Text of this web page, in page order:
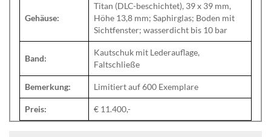
Gehäuse:
Titan (DLC-beschichtet), 39 x 39 mm,
Höhe 13,8 mm; Saphirglas; Boden mit
Sichtfenster; wasserdicht bis 10 bar
Band:
Kautschuk mit Lederauflage,
Faltschließe
Bemerkung: Limitiert auf 600 Exemplare
Preis: € 11.400,-